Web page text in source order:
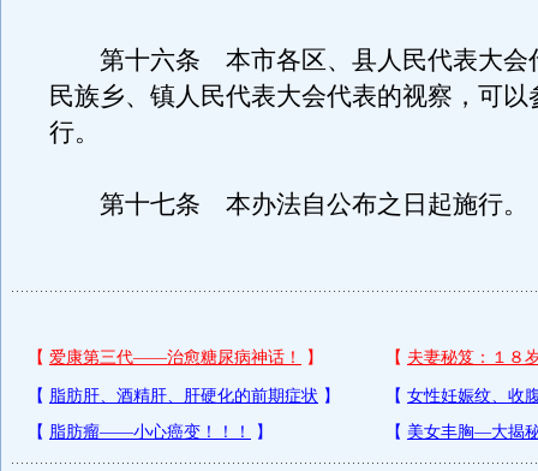
第十六条 本市各区、县人民代表大会
民族乡、镇人民代表大会代表的视察，可以
行。
第十七条 本办法自公布之日起施行。